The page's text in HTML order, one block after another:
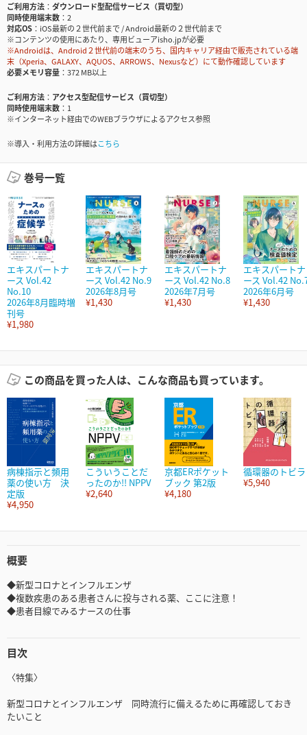
ご利用方法
ダウンロード型配信サービス（買切型）
同時使用端末数
2
対応OS
iOS最新の２世代前まで / Android最新の２世代前まで
※コンテンツの使用にあたり、専用ビューアisho.jpが必要
※Androidは、Android２世代前の端末のうち、国内キャリア経由で販売されている端
末（Xperia、GALAXY、AQUOS、ARROWS、Nexusなど）にて動作確認しています
必要メモリ容量
372 MB以上
ご利用方法
アクセス型配信サービス（買切型）
同時使用端末数
1
※インターネット経由でのWEBブラウザによるアクセス参照
※導入・利用方法の詳細はこちら
巻号一覧
エキスパートナ
ース Vol.42
No.10
2026年8月臨時増
刊号
¥1,980
エキスパートナ
ース Vol.42 No.9
2026年8月号
¥1,430
エキスパートナ
ース Vol.42 No.8
2026年7月号
¥1,430
エキスパートナ
ース Vol.42
2026年6月号
¥1,430
この商品を買った人は、こんな商品も買っています。
病棟指示と頻用
薬の使い方 決
定版
¥4,950
こういうことだ
ったのか!! NPPV
¥2,640
京都ERポケット
ブック 第2版
¥4,180
循環器のトビラ
¥5,940
概要
◆新型コロナとインフルエンザ
◆複数疾患のある患者さんに投与される薬、ここに注意！
◆患者目線でみるナースの仕事
目次
〈特集〉
新型コロナとインフルエンザ 同時流行に備えるために再確認しておき
たいこと